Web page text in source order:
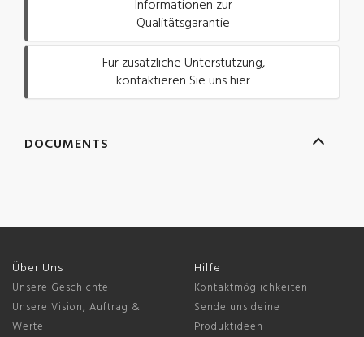
Informationen zur
Qualitätsgarantie
Für zusätzliche Unterstützung,
kontaktieren Sie uns hier
DOCUMENTS
Über Uns
Unsere Geschichte
Unsere Vision, Auftrag &
Werte
Hilfe
Kontaktmöglichkeiten
Sende uns deine
Produktideen